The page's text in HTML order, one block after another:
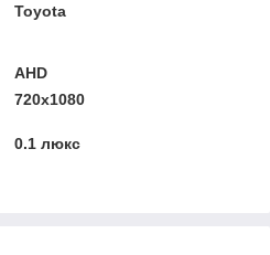
Toyota
AHD
720x1080
0.1 люкс